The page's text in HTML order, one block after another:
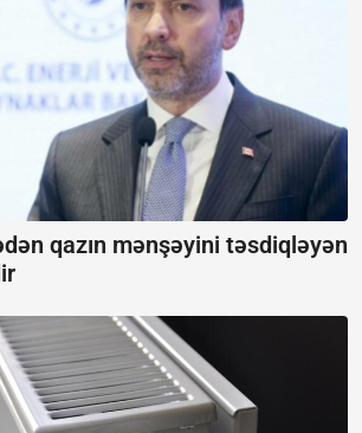
qazın mənşəyini təsdiqləyən